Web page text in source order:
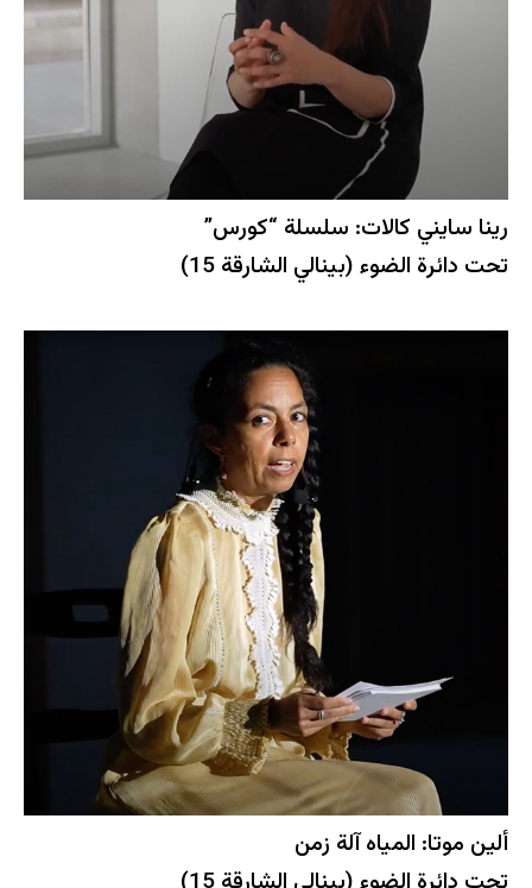
رينا سايني كالات: سلسلة “كورس”
تحت دائرة الضوء (بينالي الشارقة 15)
ألين موتا: المياه آلة زمن